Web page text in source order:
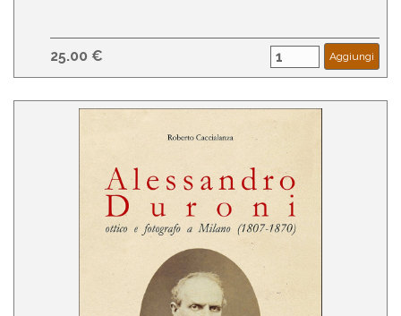
25.00 € Aggiungi